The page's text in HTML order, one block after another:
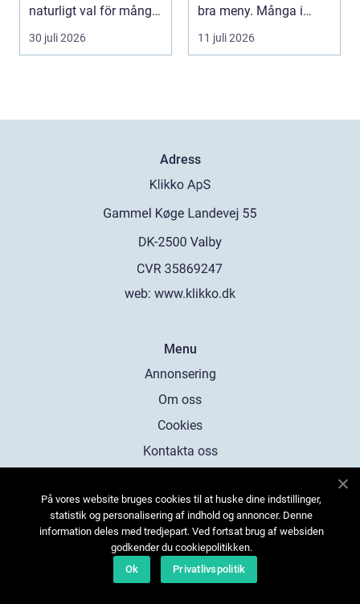
naturligt val för många
som söker lind...
30 juli 2026
bra meny. Många i
Malmö väljer...
11 juli 2026
Adress
web: www.klikko.dk
Menu
Annonsering
Om oss
Cookies
Kontakta oss
På vores website bruges cookies til at huske dine indstillinger,
statistik og personalisering af indhold og annoncer. Denne
information deles med tredjepart. Ved fortsat brug af websiden
godkender du cookiepolitikken.
Ok
Privatlivspolitik